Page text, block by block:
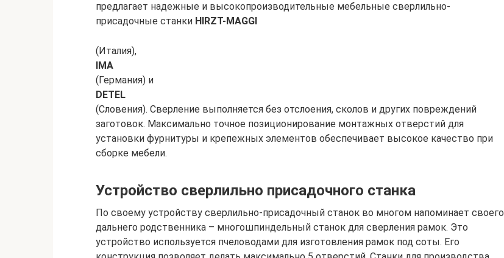
предлагает надежные и высокопроизводительные мебельные сверлильно-
присадочные станки HIRZT-MAGGI
(Италия),
IMA
(Германия) и
DETEL
(Словения). Сверление выполняется без отслоения, сколов и других повреждений
заготовок. Максимально точное позиционирование монтажных отверстий для
установки фурнитуры и крепежных элементов обеспечивает высокое качество при
сборке мебели.
Устройство сверлильно присадочного станка
По своему устройству сверлильно-присадочный станок во многом напоминает своего
дальнего родственника – многошпиндельный станок для сверления рамок. Это
устройство используется пчеловодами для изготовления рамок под соты. Его